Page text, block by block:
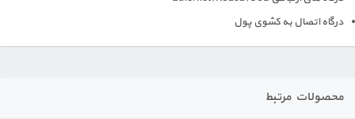
درگاه اتصال به کشوی پول
محصولات مرتبط